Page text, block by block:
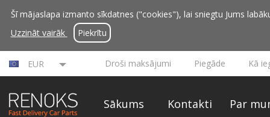
Šī mājaslapa izmanto sīkdatnes ("cookies"), lai sniegtu Jums
Uzzināt vairāk
Piekrītu
EUR Droši maksājumi Piegāde Kā
Sākums Kontakti Par